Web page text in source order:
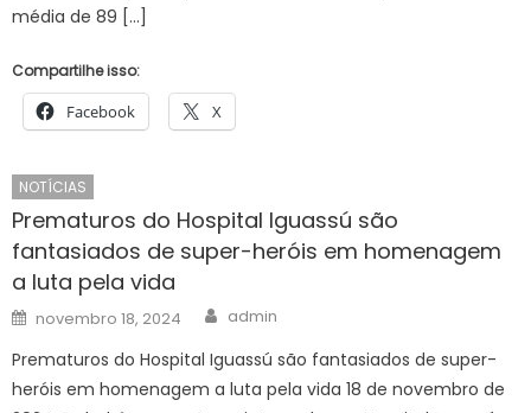
média de 89 […]
Compartilhe isso:
Facebook X
NOTÍCIAS
Prematuros do Hospital Iguassú são
fantasiados de super-heróis em homenagem
a luta pela vida
Posted
on
novembro 18, 2024 Author
admin
Prematuros do Hospital Iguassú são fantasiados de super-
heróis em homenagem a luta pela vida 18 de novembro de